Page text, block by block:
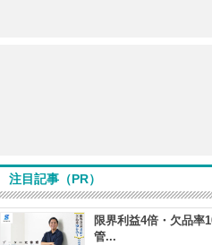
注目記事（PR）
限界利益4倍・欠品
管...